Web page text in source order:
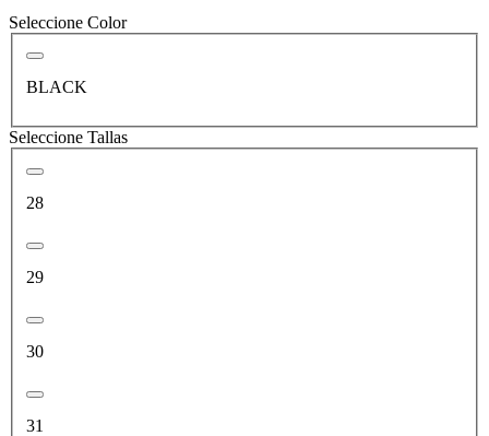
Seleccione Color
BLACK
Seleccione Tallas
28
29
30
31